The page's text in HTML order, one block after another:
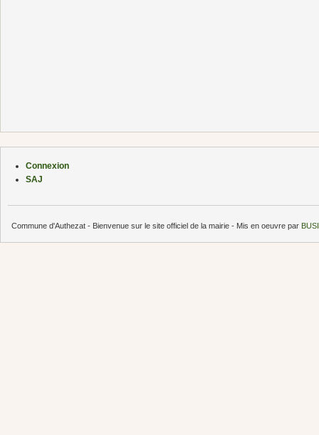
Connexion
SAJ
Commune d'Authezat - Bienvenue sur le site officiel de la mairie - Mis en oeuvre par